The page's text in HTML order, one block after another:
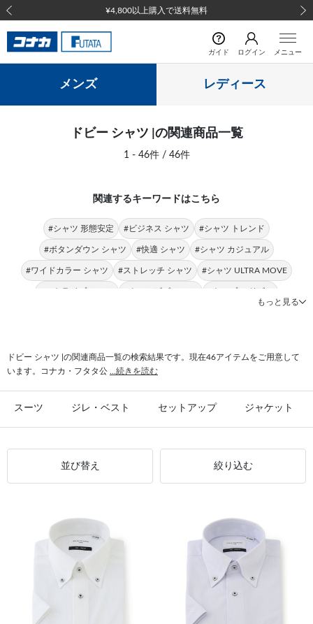
¥4,800以上購入で送料無料
前の画像
ガイド ログイン メニュー
メンズ レディース
ドビー シャツ |の関連商品一覧
1 - 46件 / 46件
関連するキーワードはこちら
#シャツ 形態安定 #ビジネス シャツ #シャツ トレンド
#ボタンダウン シャツ #快適 シャツ #シャツ カジュアル
#ワイドカラー シャツ #ストレッチ シャツ #シャツ ULTRA MOVE
#ストライプ シャツ #クールビズ シャツ #トップス ドビー
#ドビー ストライプ
もっと見る
ドビー シャツ |の関連商品一覧の検索結果です。現在46アイテムをご用意して
います。コナカ・フタタ公
...続きを読む
スーツ ジレ・ベスト セットアップ ジャケット
並び替え 絞り込む